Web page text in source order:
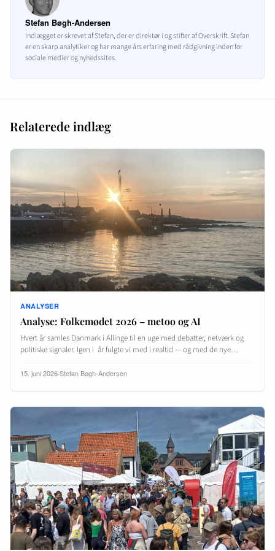
Stefan Bøgh-Andersen
Indlægget er skrevet af Stefan, der er direktør i og stifter af Overskrift. Stefan
er en skarp analytiker og har mange års erfaring med rådgivning inden for
sociale medier og nyhedssites.
Relaterede indlæg
ANALYSER
Analyse: Folkemødet 2026 – metoo og AI
Hvert år samles Danmark i Allinge til en uge med debatter, netværk og
politiske signaler. Igen i år fulgte vi med i realtid — og med de nye…
15. juni 2026·Stefan Bøgh-Andersen